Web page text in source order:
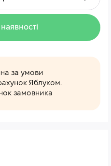
за умови
Яблуком.
замовника